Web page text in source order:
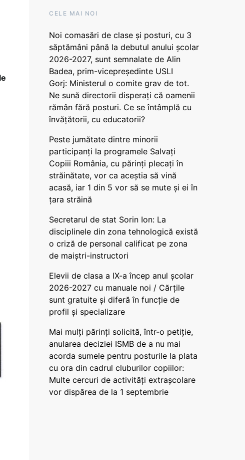
CELE MAI NOI
Noi comasări de clase și posturi, cu 3
săptămâni până la debutul anului școlar
2026-2027, sunt semnalate de Alin
Badea, prim-vicepreședinte USLI
Gorj: Ministerul o comite grav de tot.
Ne sună directorii disperați că oamenii
rămân fără posturi. Ce se întâmplă cu
învățătorii, cu educatorii?
Peste jumătate dintre minorii
participanți la programele Salvați
Copiii România, cu părinți plecați în
străinătate, vor ca aceștia să vină
acasă, iar 1 din 5 vor să se mute și ei în
țara străină
Secretarul de stat Sorin Ion: La
disciplinele din zona tehnologică există
o criză de personal calificat pe zona
de maiștri-instructori
Elevii de clasa a IX-a încep anul școlar
2026-2027 cu manuale noi / Cărțile
sunt gratuite și diferă în funcție de
profil și specializare
Mai mulți părinți solicită, într-o petiție,
anularea deciziei ISMB de a nu mai
acorda sumele pentru posturile la plata
cu ora din cadrul cluburilor copiilor:
Multe cercuri de activități extrașcolare
vor dispărea de la 1 septembrie